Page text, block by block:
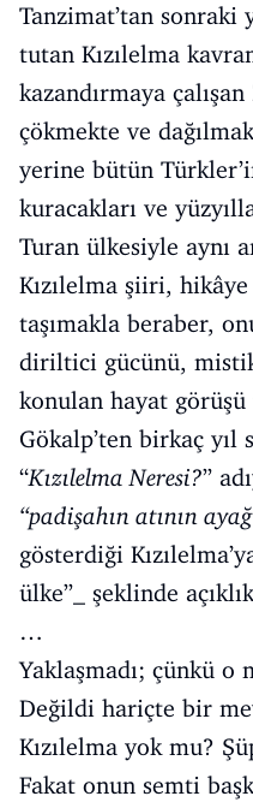
Tanzimat’tan sonraki
tutan Kızılelma
kazandırmaya
çökmekte ve
yerine bütün
kuracakları ve
Turan ülkesiyle aynı
Kızılelma şiiri,
taşımakla beraber,
diriltici gücünü,
konulan hayat
Gökalp’ten birkaç yıl
“Kızılelma Neresi?”
“padişahın atının
gösterdiği
ülke”_ şeklinde
…
Yaklaşmadı; çünkü o
Değildi hariçte bir
Kızılelma yok mu?
Fakat onun semti